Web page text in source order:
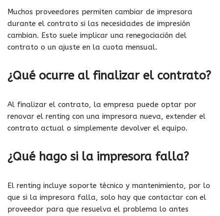
Muchos proveedores permiten cambiar de impresora
durante el contrato si las necesidades de impresión
cambian. Esto suele implicar una renegociación del
contrato o un ajuste en la cuota mensual.
¿Qué ocurre al finalizar el contrato?
Al finalizar el contrato, la empresa puede optar por
renovar el renting con una impresora nueva, extender el
contrato actual o simplemente devolver el equipo.
¿Qué hago si la impresora falla?
El renting incluye soporte técnico y mantenimiento, por lo
que si la impresora falla, solo hay que contactar con el
proveedor para que resuelva el problema lo antes